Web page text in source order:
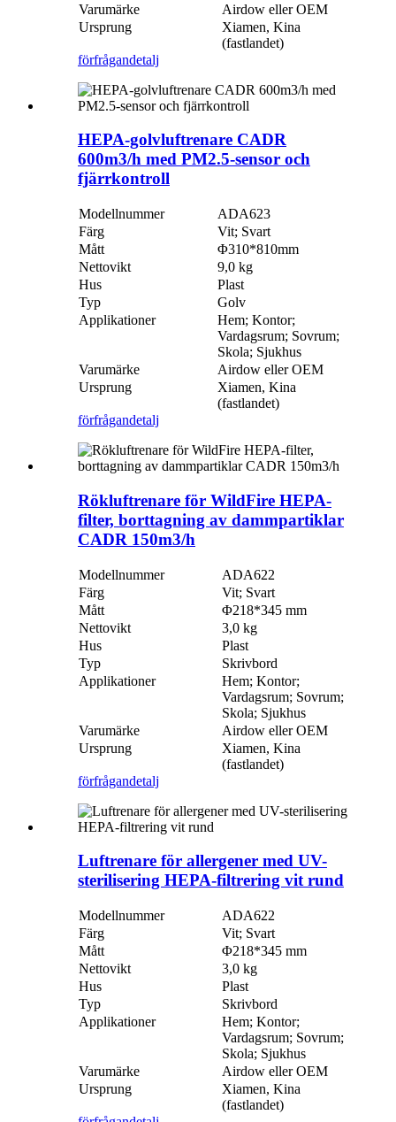
Varumärke
Airdow eller OEM
Ursprung
Xiamen, Kina
(fastlandet)
förfrågandetalj
HEPA-golvluftrenare CADR
600m3/h med PM2.5-sensor och
fjärrkontroll
Modellnummer
ADA623
Färg
Vit; Svart
Mått
Φ310*810mm
Nettovikt
9,0 kg
Hus
Plast
Typ
Golv
Applikationer
Hem; Kontor;
Vardagsrum; Sovrum;
Skola; Sjukhus
Varumärke
Airdow eller OEM
Ursprung
Xiamen, Kina
(fastlandet)
förfrågandetalj
Rökluftrenare för WildFire HEPA-
filter, borttagning av dammpartiklar
CADR 150m3/h
Modellnummer
ADA622
Färg
Vit; Svart
Mått
Φ218*345 mm
Nettovikt
3,0 kg
Hus
Plast
Typ
Skrivbord
Applikationer
Hem; Kontor;
Vardagsrum; Sovrum;
Skola; Sjukhus
Varumärke
Airdow eller OEM
Ursprung
Xiamen, Kina
(fastlandet)
förfrågandetalj
Luftrenare för allergener med UV-
sterilisering HEPA-filtrering vit rund
Modellnummer
ADA622
Färg
Vit; Svart
Mått
Φ218*345 mm
Nettovikt
3,0 kg
Hus
Plast
Typ
Skrivbord
Applikationer
Hem; Kontor;
Vardagsrum; Sovrum;
Skola; Sjukhus
Varumärke
Airdow eller OEM
Ursprung
Xiamen, Kina
(fastlandet)